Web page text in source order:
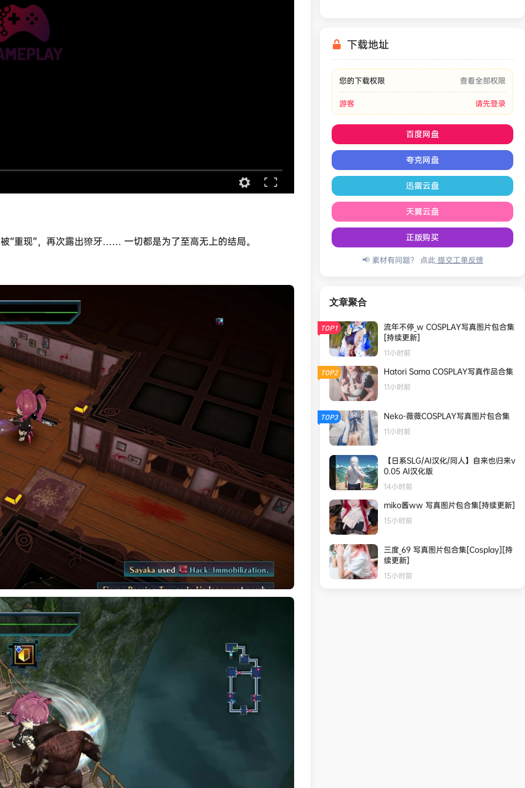
“重现”，再次露出獠牙…… 一切都是为了至高无上的结局。
下载地址
您的下载权限 查看全部权限
游客 请先登录
百度网盘
夸克网盘
迅雷云盘
天翼云盘
正版购买
📢 素材有问题？ 点此提交工单反馈
文章聚合
TOP1
流年不停_w COSPLAY写真图片包合集
[持续更新]
11小时前
TOP2 Hatori Sama COSPLAY写真作品合集
11小时前
TOP3 Neko-薇薇COSPLAY写真图片包合集
11小时前
【日系SLG/AI汉化/同人】自来也归来v
0.05 AI汉化版
14小时前
miko酱ww 写真图片包合集[持续更新]
15小时前
三度_69 写真图片包合集[Cosplay][持
续更新]
15小时前